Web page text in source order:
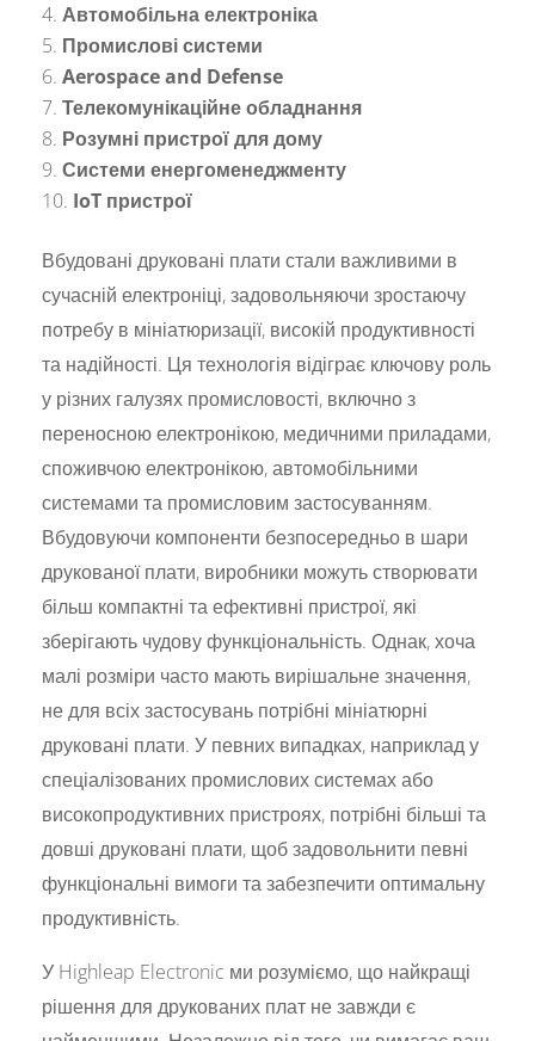
Автомобільна електроніка
Промислові системи
Aerospace and Defense
Телекомунікаційне обладнання
Розумні пристрої для дому
Системи енергоменеджменту
IoT пристрої
Вбудовані друковані плати стали важливими в
сучасній електроніці, задовольняючи зростаючу
потребу в мініатюризації, високій продуктивності
та надійності. Ця технологія відіграє ключову роль
у різних галузях промисловості, включно з
переносною електронікою, медичними приладами,
споживчою електронікою, автомобільними
системами та промисловим застосуванням.
Вбудовуючи компоненти безпосередньо в шари
друкованої плати, виробники можуть створювати
більш компактні та ефективні пристрої, які
зберігають чудову функціональність. Однак, хоча
малі розміри часто мають вирішальне значення,
не для всіх застосувань потрібні мініатюрні
друковані плати. У певних випадках, наприклад у
спеціалізованих промислових системах або
високопродуктивних пристроях, потрібні більші та
довші друковані плати, щоб задовольнити певні
функціональні вимоги та забезпечити оптимальну
продуктивність.
У Highleap Electronic ми розуміємо, що найкращі
рішення для друкованих плат не завжди є